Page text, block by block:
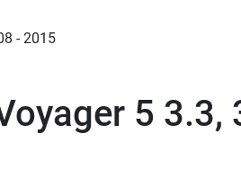
- 2015
5 3.3,